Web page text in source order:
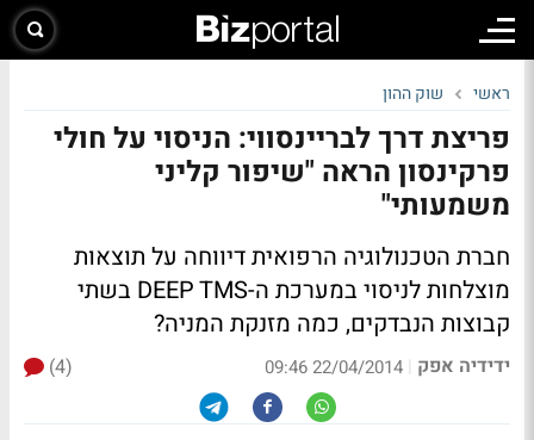
ראשי שוק ההון
פריצת דרך לבריינסווי: הניסוי על חולי
פרקינסון הראה "שיפור קליני
משמעותי"
חברת הטכנולוגיה הרפואית דיווחה על תוצאות
מוצלחות לניסוי במערכת ה-DEEP TMS בשתי
קבוצות הנבדקים, כמה מזנקת המניה?
ידידיה אפק |
22/04/2014 09:46
(4)